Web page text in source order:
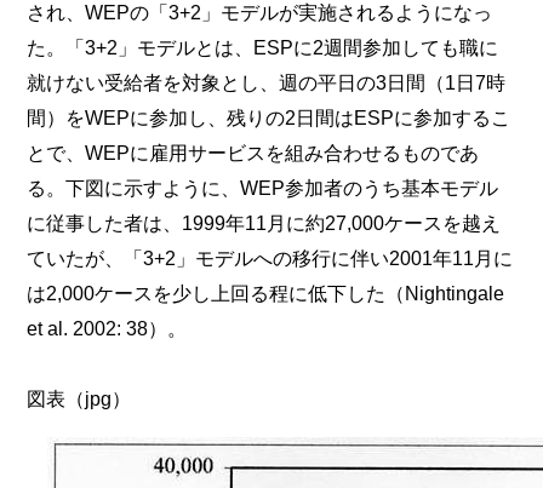
され、WEPの「3+2」モデルが実施されるようになっ
た。「3+2」モデルとは、ESPに2週間参加しても職に
就けない受給者を対象とし、週の平日の3日間（1日7時
間）をWEPに参加し、残りの2日間はESPに参加するこ
とで、WEPに雇用サービスを組み合わせるものであ
る。下図に示すように、WEP参加者のうち基本モデル
に従事した者は、1999年11月に約27,000ケースを越え
ていたが、「3+2」モデルへの移行に伴い2001年11月に
は2,000ケースを少し上回る程に低下した（Nightingale
et al. 2002: 38）。
図表（jpg）